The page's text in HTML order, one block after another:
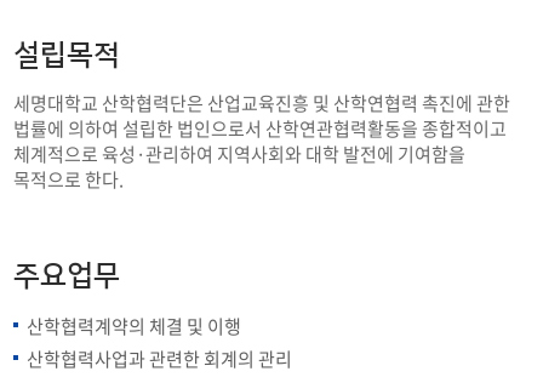
조직도/업무분장
오시는길
설립목적
세명대학교 산학협력단은 산업교육진흥 및 산학연협력 촉진에 관한
법률에 의하여 설립한 법인으로서 산학연관협력활동을 종합적이고
체계적으로 육성·관리하여 지역사회와 대학 발전에 기여함을
목적으로 한다.
주요업무
산학협력계약의 체결 및 이행
산학협력사업과 관련한 회계의 관리